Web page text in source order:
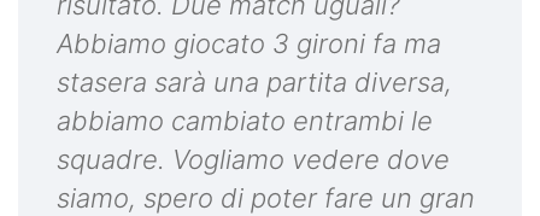
Abbiamo giocato 3 gironi fa ma
stasera sarà una partita diversa,
abbiamo cambiato entrambi le
squadre. Vogliamo vedere dove
siamo, spero di poter fare un gran